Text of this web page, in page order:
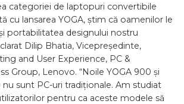
categoriei de laptopuri convertibile
cu lansarea YOGA, știm că oamenilor le
portabilitatea designului nostru
Dilip Bhatia, Vicepreședinte,
and User Experience, PC &
Group, Lenovo. “Noile YOGA 900 și
sunt PC-uri tradiționale. Am studiat
pentru ca aceste modele să